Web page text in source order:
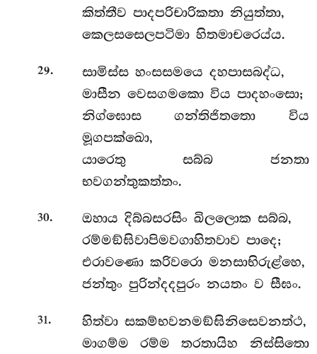
කිත්තීව පාදපරිචාරිකතා නියුත්තා,
කෙලසසෙලපටිමා හිතමාචරෙය්ය.
29.
සාමිස්ස හංසසමයෙ දහපාසබද්ධ,
මාසීන වෙසගමකො විය පාදහංසො;
නිග්ඝොස ගන්තිජිතතො විය
මූගපක්ඛො,
යාරෙතු සබ්බ ජනතා
භවගන්තුකත්තං.
30.
ඔහාය දිබ්බසරසිං ඛිලලොක සබ්බ,
රම්මඞ්ඝිවාපිමවගාහිතවාව පාදෙ;
එරාවණො කරිවරො මනසාභිරුළ්හෙ,
ජන්තුං පුරින්දදපුරං නයතං ව සීඝං.
31.
හිත්වා සකම්භවනමඞ්ඝිනිසෙවනත්ථ,
මාගම්ම රම්ම තරතායිහ නිස්සිතො